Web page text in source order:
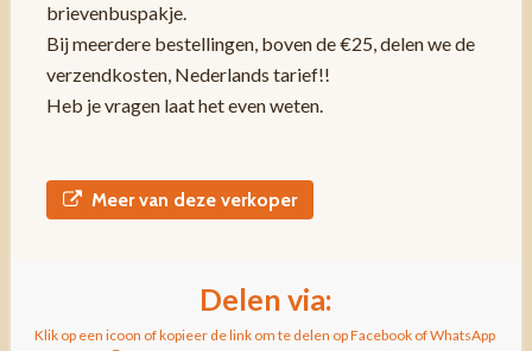
brievenbuspakje.
Bij meerdere bestellingen, boven de €25, delen we de
verzendkosten, Nederlands tarief!!
Heb je vragen laat het even weten.
Meer van deze verkoper
Delen via:
Klik op een icoon of kopieer de link om te delen op Facebook of WhatsApp